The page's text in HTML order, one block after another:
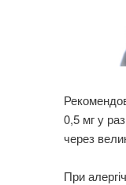
0,5 мг у
через
При